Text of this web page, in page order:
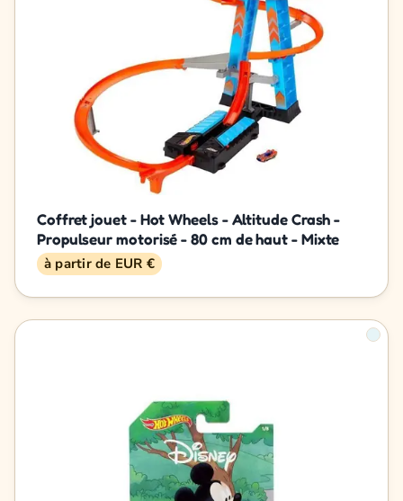
Coffret jouet - Hot Wheels - Altitude Crash -
Propulseur motorisé - 80 cm de haut - Mixte
à partir de EUR €